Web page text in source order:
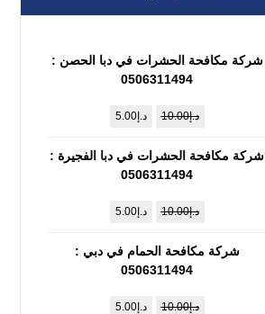
شركة مكافحة الحشرات في دبا الحصن :
0506311494
د.إ10.00 د.إ5.00
شركة مكافحة الحشرات في دبا الفجيرة :
0506311494
د.إ10.00 د.إ5.00
شركة مكافحة الحمام في دبي :
0506311494
د.إ10.00 د.إ5.00